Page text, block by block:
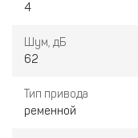
4
Шум, дБ
62
Тип привода
ременной